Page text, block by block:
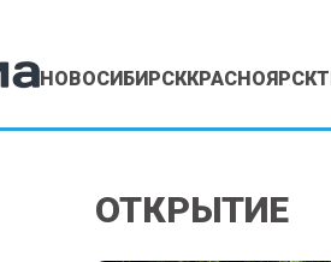
НОВОСИБИРСККРАСНОЯРСК
ОТКРЫТИЕ